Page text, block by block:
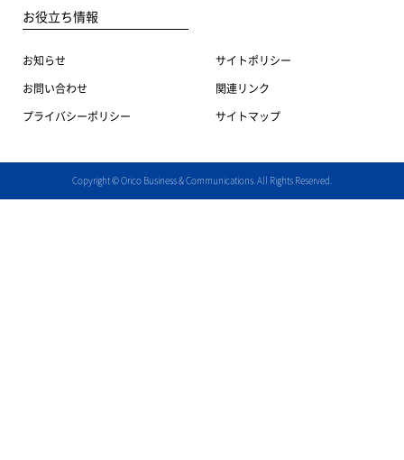
お役立ち情報
お知らせ
お問い合わせ
プライバシーポリシー
サイトポリシー
関連リンク
サイトマップ
Copyright © Orico Business & Communications. All Rights Reserved.